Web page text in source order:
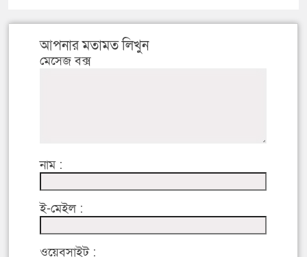
আপনার মতামত লিখুন
মেসেজ বক্স
নাম :
ই-মেইল :
ওয়েবসাইট :